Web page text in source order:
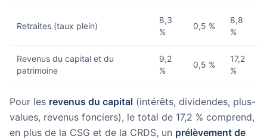
Retraites (taux plein)
8,3
%
0,5 %
8,8
%
Revenus du capital et du
patrimoine
9,2
%
0,5 %
17,2
%
Pour les revenus du capital (intérêts, dividendes, plus-
values, revenus fonciers), le total de 17,2 % comprend,
en plus de la CSG et de la CRDS, un prélèvement de